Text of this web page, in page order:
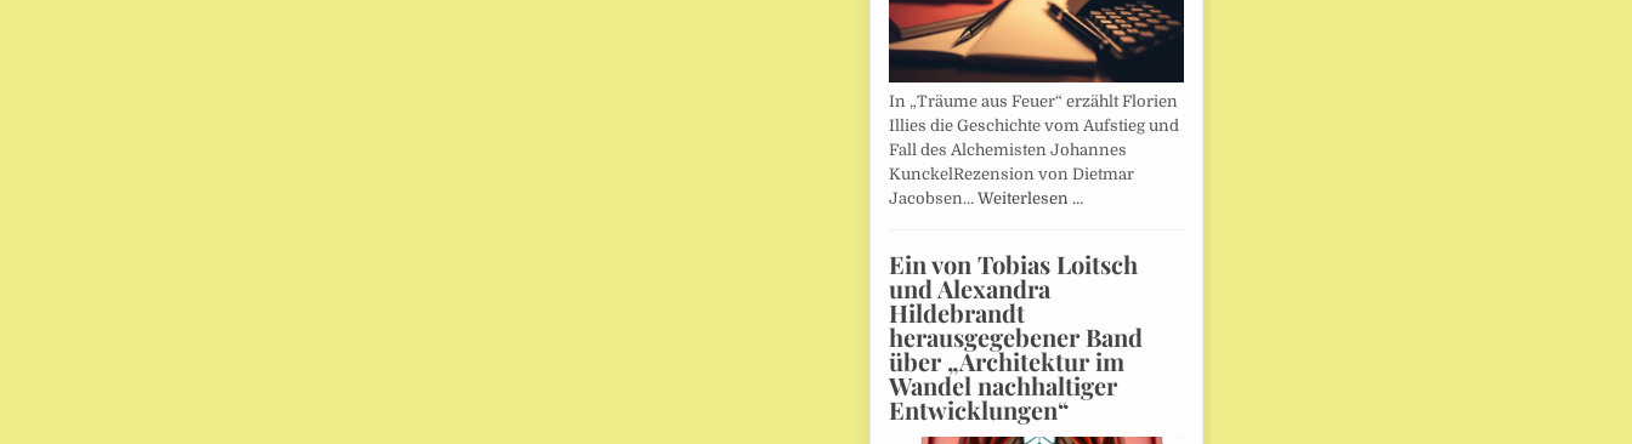
In „Träume aus Feuer“ erzählt Florien
Illies die Geschichte vom Aufstieg und
Fall des Alchemisten Johannes
KunckelRezension von Dietmar
Jacobsen… Weiterlesen …
Ein von Tobias Loitsch
und Alexandra
Hildebrandt
herausgegebener Band
über „Architektur im
Wandel nachhaltiger
Entwicklungen“